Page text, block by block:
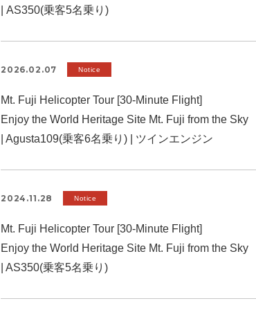
| AS350(乗客5名乗り)
2026.02.07 Notice
Mt. Fuji Helicopter Tour [30-Minute Flight]
Enjoy the World Heritage Site Mt. Fuji from the Sky
| Agusta109(乗客6名乗り) | ツインエンジン
2024.11.28 Notice
Mt. Fuji Helicopter Tour [30-Minute Flight]
Enjoy the World Heritage Site Mt. Fuji from the Sky
| AS350(乗客5名乗り)